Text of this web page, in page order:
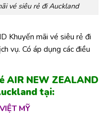
vé siêu rẻ đi Auckland
Khuyến mãi vé siêu rẻ đi
vụ. Có áp dụng các điều
AIR NEW ZEALAND
tại:
MỸ